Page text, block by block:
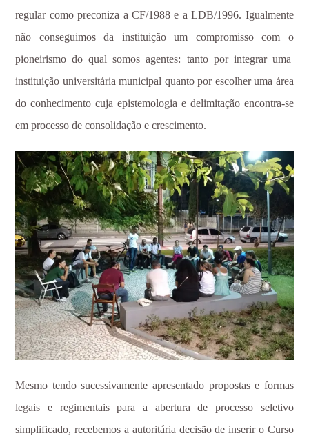
regular como preconiza a CF/1988 e a LDB/1996. Igualmente
não conseguimos da instituição um compromisso com o
pioneirismo do qual somos agentes: tanto por integrar uma
instituição universitária municipal quanto por escolher uma área
do conhecimento cuja epistemologia e delimitação encontra-se
em processo de consolidação e crescimento.
Mesmo tendo sucessivamente apresentado propostas e formas
legais e regimentais para a abertura de processo seletivo
simplificado, recebemos a autoritária decisão de inserir o Curso